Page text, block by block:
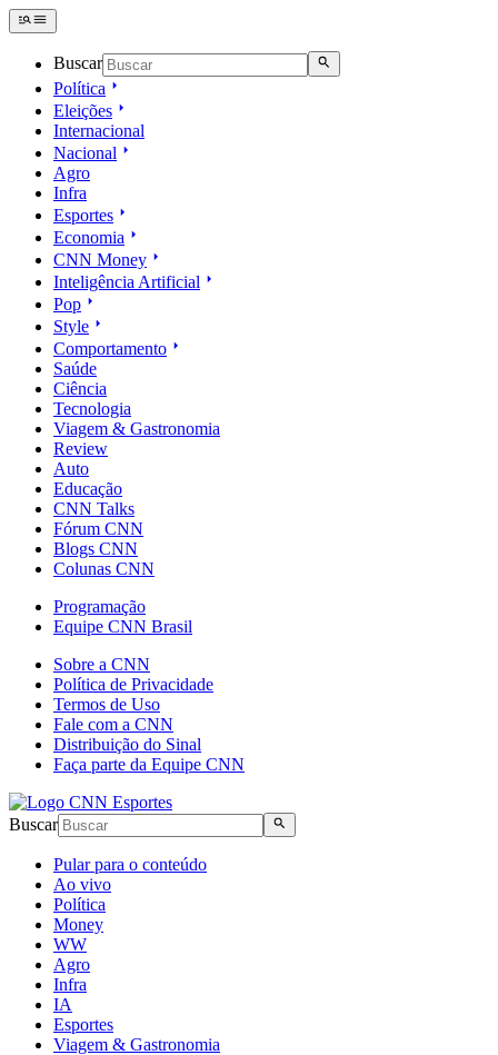
Buscar
Política
Eleições
Internacional
Nacional
Agro
Infra
Esportes
Economia
CNN Money
Inteligência Artificial
Pop
Style
Comportamento
Saúde
Ciência
Tecnologia
Viagem & Gastronomia
Review
Auto
Educação
CNN Talks
Fórum CNN
Blogs CNN
Colunas CNN
Programação
Equipe CNN Brasil
Sobre a CNN
Política de Privacidade
Termos de Uso
Fale com a CNN
Distribuição do Sinal
Faça parte da Equipe CNN
Buscar
Pular para o conteúdo
Ao vivo
Política
Money
WW
Agro
Infra
IA
Esportes
Viagem & Gastronomia